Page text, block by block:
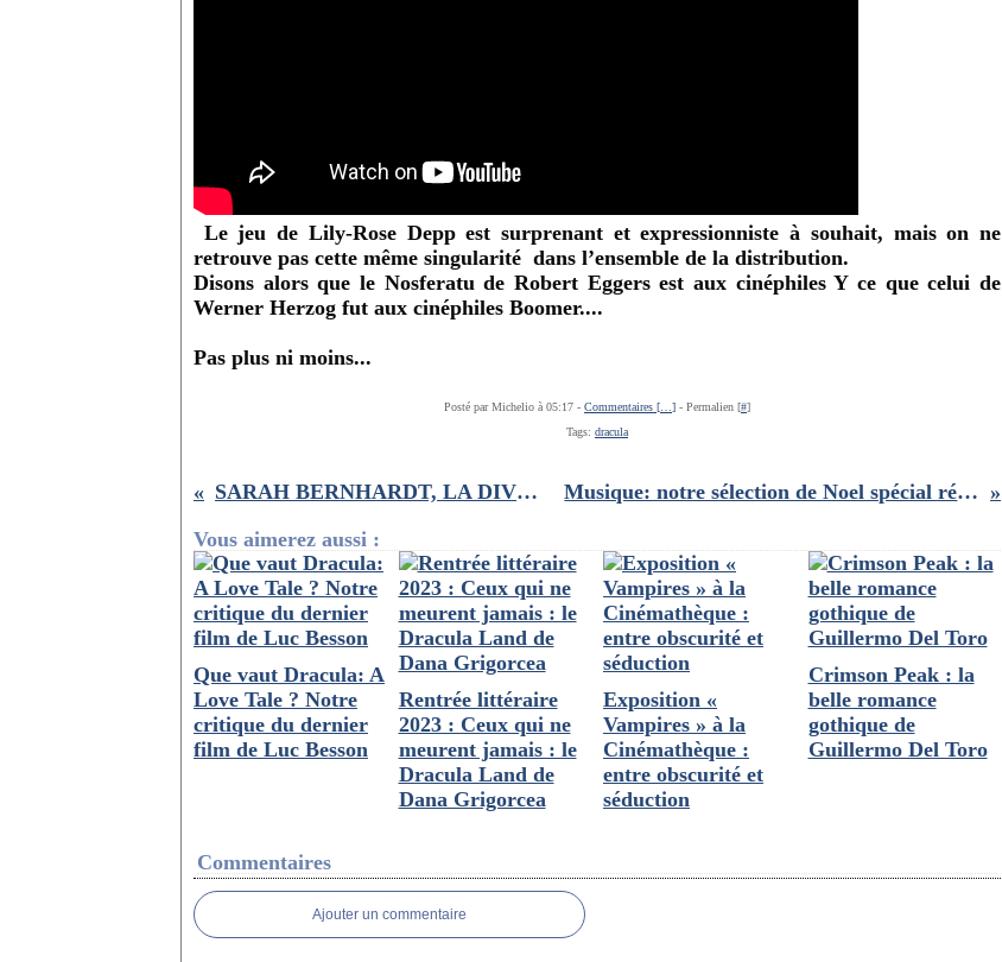
Le jeu de Lily-Rose Depp est surprenant et expressionniste à souhait, mais on ne
retrouve pas cette même singularité dans l’ensemble de la distribution.
Disons alors que le Nosferatu de Robert Eggers est aux cinéphiles Y ce que celui de
Werner Herzog fut aux cinéphiles Boomer....
Pas plus ni moins...
Posté par Michelio à 05:17 - Commentaires [ ] - Permalien [#]
Tags: dracula
SARAH BERNHARDT, LA DIVINE : notre critique
Musique: notre sélection de Noel spécial réédition et chant de Noel
Vous aimerez aussi :
Que vaut Dracula: A
Love Tale ? Notre
critique du dernier
film de Luc Besson
Rentrée littéraire
2023 : Ceux qui ne
meurent jamais : le
Dracula Land de
Dana Grigorcea
Exposition «
Vampires » à la
Cinémathèque :
entre obscurité et
séduction
Crimson Peak : la
belle romance
gothique de
Guillermo Del Toro
Commentaires
Ajouter un commentaire